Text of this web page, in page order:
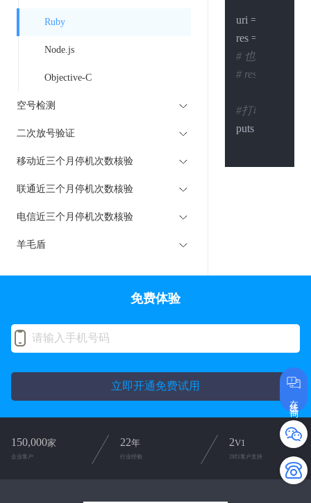
Ruby
Node.js
Objective-C
空号检测
二次放号验证
移动近三个月停机次数核验
联通近三个月停机次数核验
电信近三个月停机次数核验
羊毛盾
uri =
res =
# 也可以显式
# res =
#打印结果
puts res.body
在线咨询
免费体验
立即开通免费试用
150,000家
企业客户
22年
行业经验
2V1
2对1客户支持